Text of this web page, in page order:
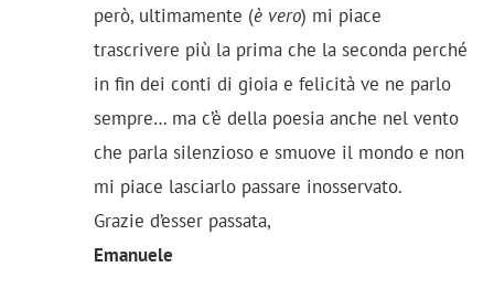
però, ultimamente (è vero) mi piace
trascrivere più la prima che la seconda perché
in fin dei conti di gioia e felicità ve ne parlo
sempre… ma c’è della poesia anche nel vento
che parla silenzioso e smuove il mondo e non
mi piace lasciarlo passare inosservato.
Grazie d’esser passata,
Emanuele